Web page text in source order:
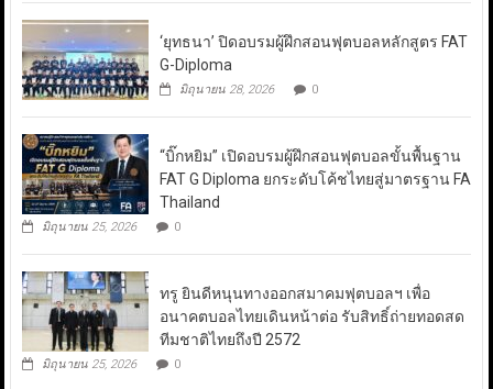
‘ยุทธนา’ ปิดอบรมผู้ฝึกสอนฟุตบอลหลักสูตร FAT
G-Diploma
มิถุนายน 28, 2026 0
“บิ๊กหยิม” เปิดอบรมผู้ฝึกสอนฟุตบอลขั้นพื้นฐาน
FAT G Diploma ยกระดับโค้ชไทยสู่มาตรฐาน FA
Thailand
มิถุนายน 25, 2026 0
ทรู ยินดีหนุนทางออกสมาคมฟุตบอลฯ เพื่อ
อนาคตบอลไทยเดินหน้าต่อ รับสิทธิ์ถ่ายทอดสด
ทีมชาติไทยถึงปี 2572
มิถุนายน 25, 2026 0